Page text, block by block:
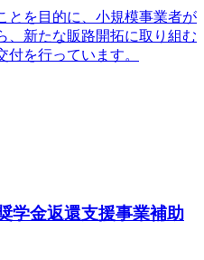
とを目的に、小規模事業者が
、新たな販路開拓に取り組む
を行っています。
学金返還支援事業補助